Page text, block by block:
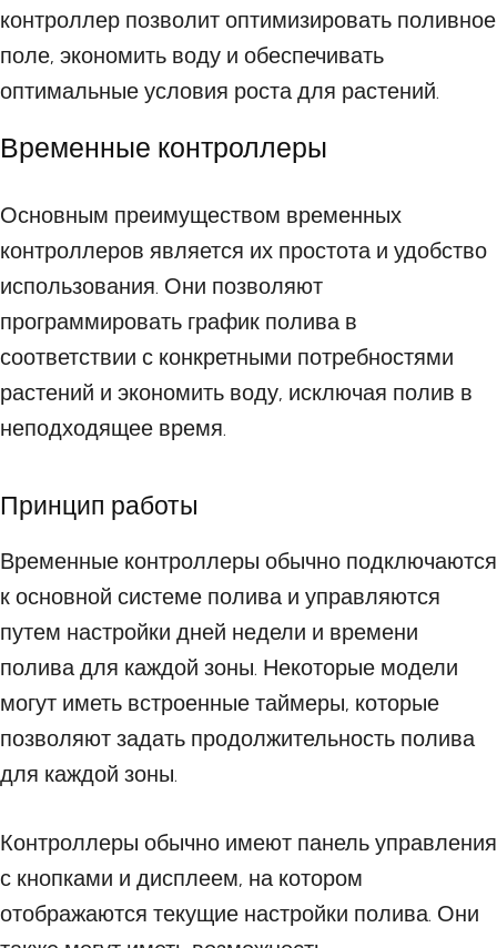
контроллер позволит оптимизировать поливное
поле, экономить воду и обеспечивать
оптимальные условия роста для растений.
Временные контроллеры
Основным преимуществом временных
контроллеров является их простота и удобство
использования. Они позволяют
программировать график полива в
соответствии с конкретными потребностями
растений и экономить воду, исключая полив в
неподходящее время.
Принцип работы
Временные контроллеры обычно подключаются
к основной системе полива и управляются
путем настройки дней недели и времени
полива для каждой зоны. Некоторые модели
могут иметь встроенные таймеры, которые
позволяют задать продолжительность полива
для каждой зоны.
Контроллеры обычно имеют панель управления
с кнопками и дисплеем, на котором
отображаются текущие настройки полива. Они